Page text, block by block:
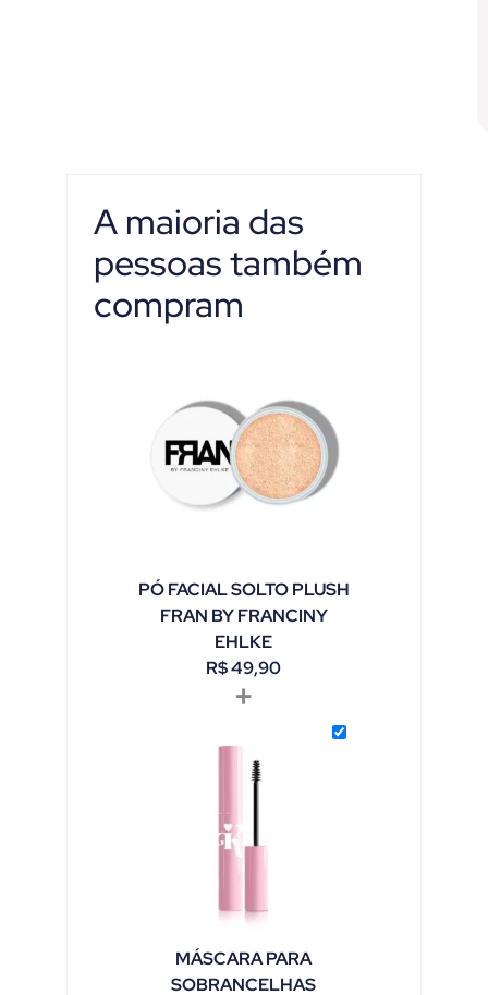
A maioria das
pessoas também
compram
PÓ FACIAL SOLTO PLUSH
FRAN BY FRANCINY
EHLKE
R$49,90
+
MÁSCARA PARA
SOBRANCELHAS